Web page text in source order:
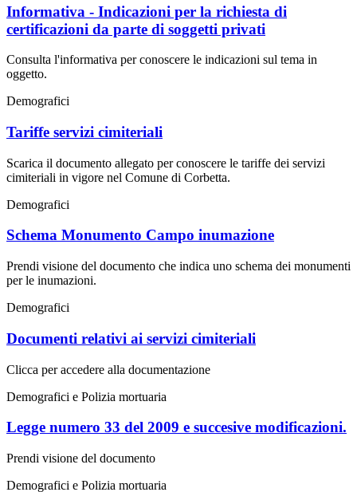
Informativa - Indicazioni per la richiesta di
certificazioni da parte di soggetti privati
Consulta l'informativa per conoscere le indicazioni sul tema in
oggetto.
Demografici
Tariffe servizi cimiteriali
Scarica il documento allegato per conoscere le tariffe dei servizi
cimiteriali in vigore nel Comune di Corbetta.
Demografici
Schema Monumento Campo inumazione
Prendi visione del documento che indica uno schema dei monumenti
per le inumazioni.
Demografici
Documenti relativi ai servizi cimiteriali
Clicca per accedere alla documentazione
Demografici e Polizia mortuaria
Legge numero 33 del 2009 e succesive modificazioni.
Prendi visione del documento
Demografici e Polizia mortuaria